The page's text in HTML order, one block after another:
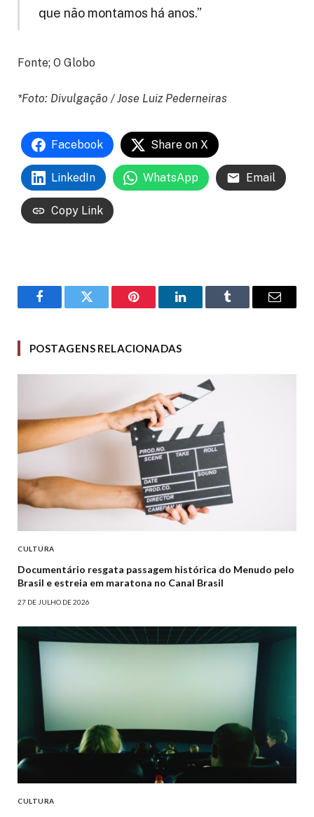
que não montamos há anos.”
Fonte; O Globo
*Foto: Divulgação / Jose Luiz Pederneiras
Facebook Share on X
LinkedIn WhatsApp Email
Copy Link
FacebookTwitter Pinterest LinkedInTumblr Email
POSTAGENS RELACIONADAS
CULTURA
Documentário resgata passagem histórica do Menudo pelo
Brasil e estreia em maratona no Canal Brasil
27 DE JULHO DE 2026
CULTURA